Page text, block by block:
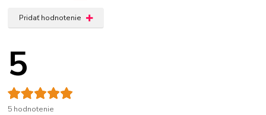
Pridať hodnotenie
5
5 hodnotenie